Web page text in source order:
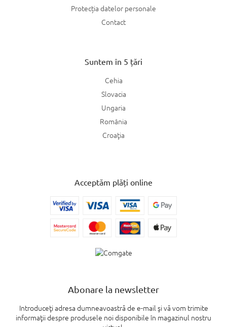
Protecția datelor personale
Contact
Suntem în 5 țări
Cehia
Slovacia
Ungaria
România
Croaţia
Acceptăm plăți online
Abonare la newsletter
Introduceţi adresa dumneavoastră de e-mail şi vă vom trimite
informaţii despre produsele noi disponibile în magazinul nostru